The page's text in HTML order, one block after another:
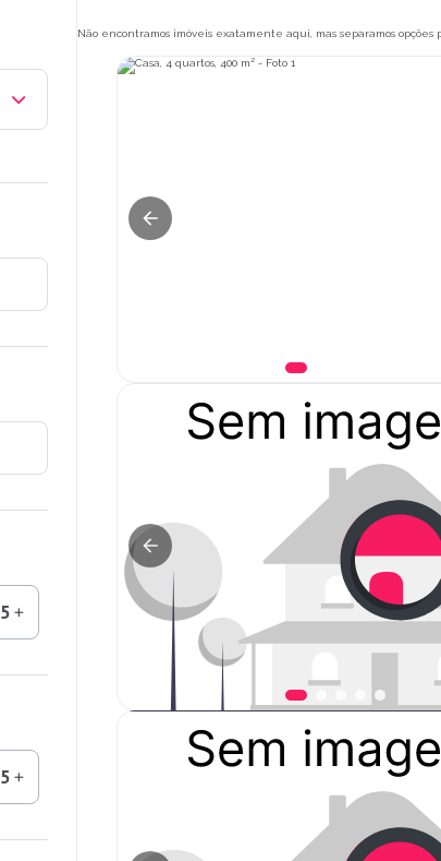
5
5
Não encontramos imóveis exatamente aqui, mas separamos opções